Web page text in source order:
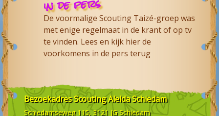
De voormalige Scouting Taizé-groep was
met enige regelmaat in de krant of op tv
te vinden. Lees en kijk hier de
voorkomens in de pers terug
BezoekadresScouting Aleida Schiedam
Schiedamseweg 115, 3121 JG Schiedam